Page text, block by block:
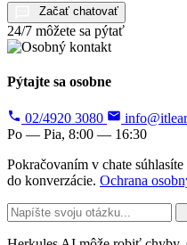
Začať chatovať
24/7 môžete sa pýtať
Pýtajte sa osobne
02/4920 3080
Po — Pia, 8:00 — 16:30
Pokračovaním v chate
do konverzácie. Ochrana